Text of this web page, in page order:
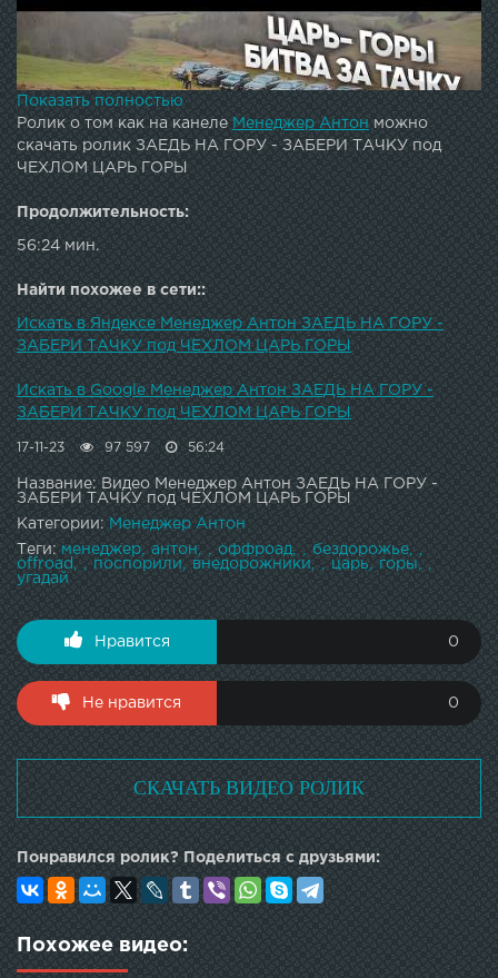
Показать полностью
Ролик о том как на канеле Менеджер Антон
можно
скачать ролик ЗАЕДЬ НА ГОРУ - ЗАБЕРИ ТАЧКУ под
ЧЕХЛОМ ЦАРЬ ГОРЫ
Продолжительность:
56:24 мин.
Найти похожее в сети::
Искать в Яндексе Менеджер Антон ЗАЕДЬ НА ГОРУ -
ЗАБЕРИ ТАЧКУ под ЧЕХЛОМ ЦАРЬ ГОРЫ
Искать в Google Менеджер Антон ЗАЕДЬ НА ГОРУ -
ЗАБЕРИ ТАЧКУ под ЧЕХЛОМ ЦАРЬ ГОРЫ
17-11-23 97 597 56:24
Название: Видео Менеджер Антон ЗАЕДЬ НА ГОРУ -
ЗАБЕРИ ТАЧКУ под ЧЕХЛОМ ЦАРЬ ГОРЫ
Категории: Менеджер Антон
Теги: менеджер антон оффроад
бездорожье
offroad
поспорили внедорожники царь
горы
угадай
Нравится 0
Не нравится 0
СКАЧАТЬ ВИДЕО РОЛИК
Понравился ролик? Поделиться с друзьями:
Похожее видео: